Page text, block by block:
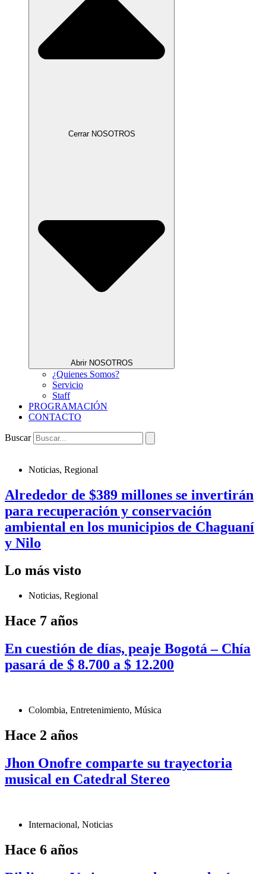
Cerrar NOSOTROS
Abrir NOSOTROS
¿Quienes Somos?
Servicio
Staff
PROGRAMACIÓN
CONTACTO
Buscar
Noticias, Regional
Alrededor de $389 millones se invertirán
para recuperación y conservación
ambiental en los municipios de Chaguaní
y Nilo
Lo más visto
Noticias, Regional
Hace 7 años
En cuestión de días, peaje Bogotá – Chía
pasará de $ 8.700 a $ 12.200
Colombia, Entretenimiento, Música
Hace 2 años
Jhon Onofre comparte su trayectoria
musical en Catedral Stereo
Internacional, Noticias
Hace 6 años